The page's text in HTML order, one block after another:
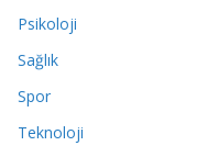
Psikoloji
Sağlık
Spor
Teknoloji